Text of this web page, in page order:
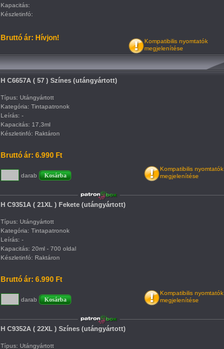
Kapacitás:
Készletinfó:
Bruttó ár: Hívjon!
Kompatibilis nyomtatók
megjelenítése
H C6657A ( 57 ) Színes (utángyártott)
Típus: Utángyártott
Kategória: Tintapatronok
Leírás: -
Kapacitás: 17,3ml
Készletinfó: Raktáron
Bruttó ár: 6.990 Ft
darab
Kompatibilis nyomtatók
megjelenítése
H C9351A ( 21XL ) Fekete (utángyártott)
Típus: Utángyártott
Kategória: Tintapatronok
Leírás: -
Kapacitás: 20ml - 700 oldal
Készletinfó: Raktáron
Bruttó ár: 6.990 Ft
darab
Kompatibilis nyomtatók
megjelenítése
H C9352A ( 22XL ) Színes (utángyártott)
Típus: Utángyártott